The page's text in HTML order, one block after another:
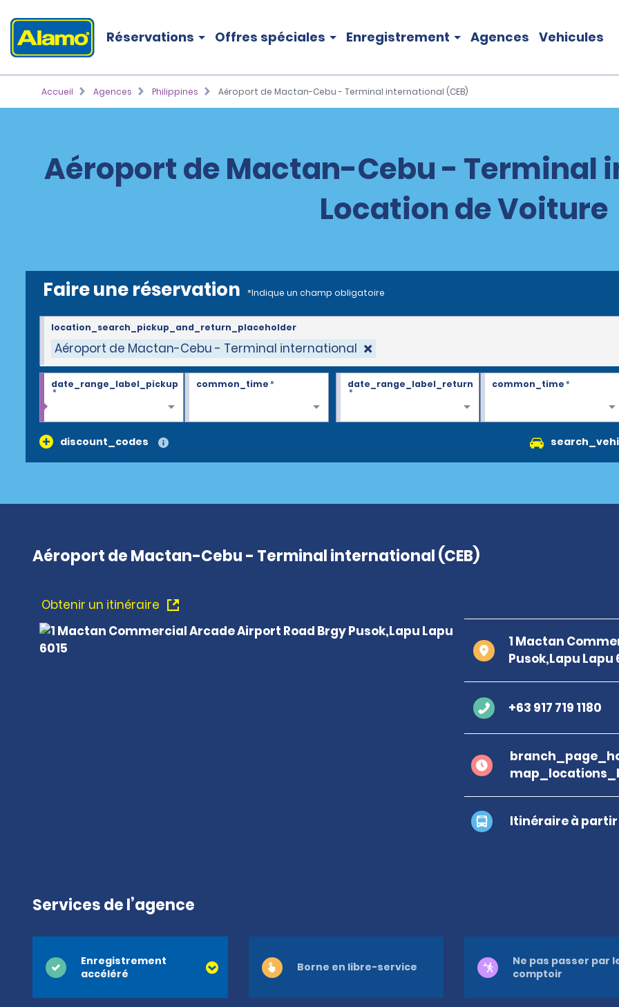
Réservations Offres spéciales Enregistrement Agences Vehicules
Accueil Agences Philippines Aéroport de Mactan-Cebu - Terminal international (CEB)
Aéroport de Mactan-Cebu - Terminal
Location de Voiture
Faire une réservation *Indique un champ obligatoire
Aéroport de Mactan-Cebu - Terminal international
location_search_pickup_and_return_placeholder
date_range_label_pickup
*
common_time* date_range_label_return
*
common_time*
discount_codes
Aéroport de Mactan-Cebu - Terminal international (CEB)
Obtenir un itinéraire
1 Mactan
Pusok,Lapu Lapu
+63 917 719 1180
Itinéraire à
Services de l’agence
Enregistrement
accéléré
Borne en libre-service
Ne pas passer par
comptoir